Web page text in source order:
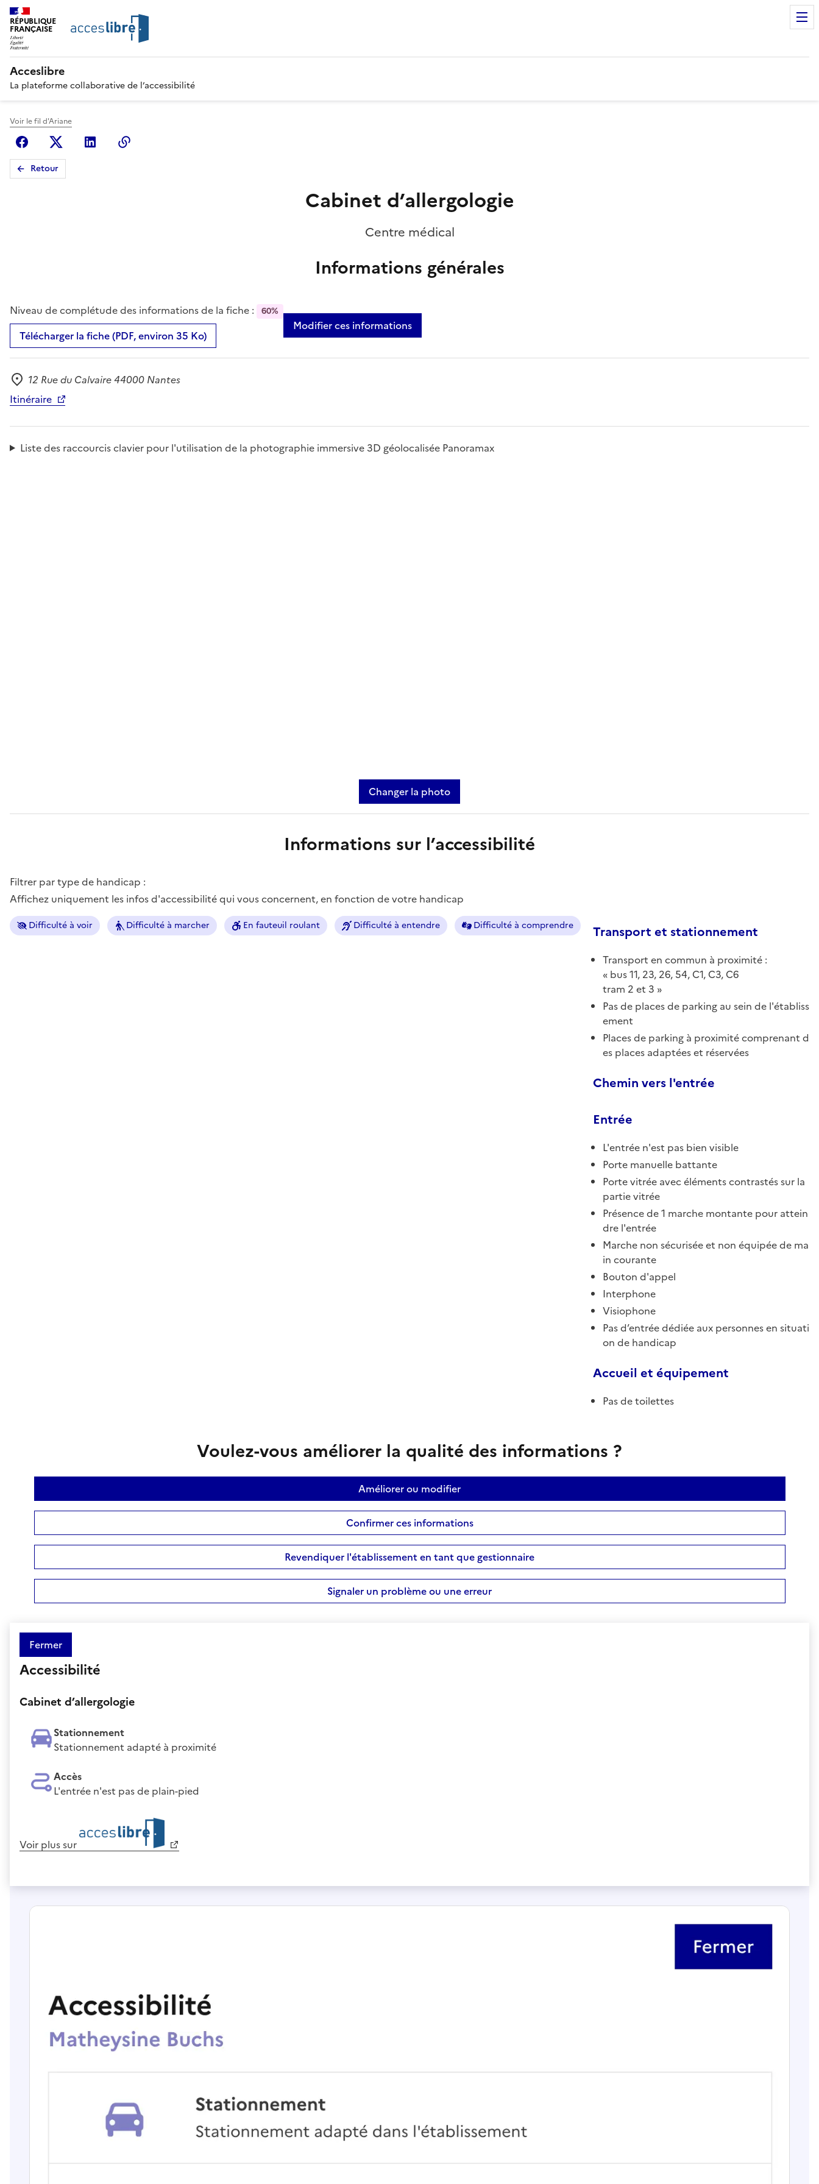
RÉPUBLIQUE
FRANÇAISE
Acceslibre
La plateforme collaborative de l’accessibilité
Voir le fil d'Ariane
FacebookX (anciennement Twitter)
Linkedin
Retour
Cabinet d’allergologie
Centre médical
Informations générales
Niveau de complétude des informations de la fiche : 60%
Télécharger la fiche (PDF, environ 35 Ko)
Modifier ces informations
Adresse
12 Rue du Calvaire 44000 Nantes
Itinéraire
Liste des raccourcis clavier pour l'utilisation de la photographie immersive 3D géolocalisée Panoramax
Changer la photo
Informations sur l’accessibilité
Filtrer par type de handicap :
Affichez uniquement les infos d'accessibilité qui vous concernent, en fonction de votre handicap
Difficulté à voir Difficulté à marcher En fauteuil roulant Difficulté à entendre Difficulté à comprendre Transport et stationnement
Transport en commun à proximité :
bus 11, 23, 26, 54, C1, C3, C6
tram 2 et 3
Pas de places de parking au sein de l'établiss
ement
Places de parking à proximité comprenant d
es places adaptées et réservées
Chemin vers l'entrée
Entrée
L'entrée n'est pas bien visible
Porte manuelle battante
Porte vitrée avec éléments contrastés sur la
partie vitrée
Présence de 1 marche montante pour attein
dre l'entrée
Marche non sécurisée et non équipée de ma
in courante
Bouton d'appel
Interphone
Visiophone
Pas d’entrée dédiée aux personnes en situati
on de handicap
Accueil et équipement
Pas de toilettes
Voulez-vous améliorer la qualité des informations ?
Améliorer ou modifier
Confirmer ces informations
Revendiquer l'établissement en tant que gestionnaire
Signaler un problème ou une erreur
Fermer
Accessibilité
Cabinet d’allergologie
Stationnement
Stationnement adapté à proximité
Accès
L'entrée n'est pas de plain-pied
Voir plus sur